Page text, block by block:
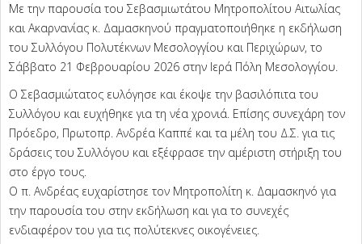
Με την παρουσία του Σεβασμιωτάτου Μητροπολίτου Αιτωλίας
και Ακαρνανίας κ. Δαμασκηνού πραγματοποιήθηκε η εκδήλωση
του Συλλόγου Πολυτέκνων Μεσολογγίου και Περιχώρων, το
Σάββατο 21 Φεβρουαρίου 2026 στην Ιερά Πόλη Μεσολογγίου.
Ο Σεβασμιώτατος ευλόγησε και έκοψε την βασιλόπιτα του
Συλλόγου και ευχήθηκε για τη νέα χρονιά. Επίσης συνεχάρη τον
Πρόεδρο, Πρωτοπρ. Ανδρέα Καππέ και τα μέλη του Δ.Σ. για τις
δράσεις του Συλλόγου και εξέφρασε την αμέριστη στήριξη του
στο έργο τους.
Ο π. Ανδρέας ευχαρίστησε τον Μητροπολίτη κ. Δαμασκηνό για
την παρουσία του στην εκδήλωση και για το συνεχές
ενδιαφέρον του για τις πολύτεκνες οικογένειες.